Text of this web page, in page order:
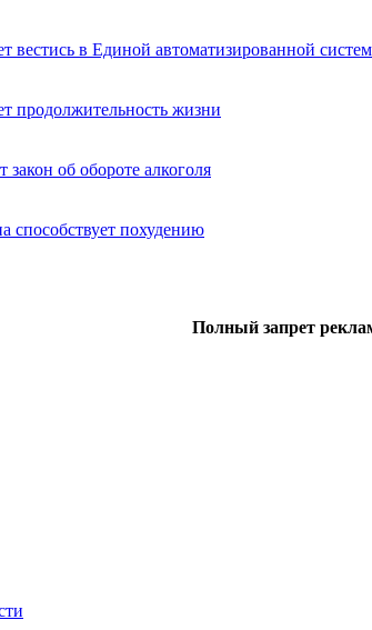
вестись в Единой автоматизированной
продолжительность жизни
об обороте алкоголя
способствует похудению
Полный запрет